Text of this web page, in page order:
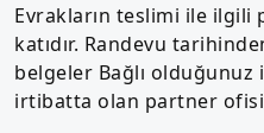
Evrakların teslimi ile
katıdır. Randevu
belgeler Bağlı
irtibatta olan partner